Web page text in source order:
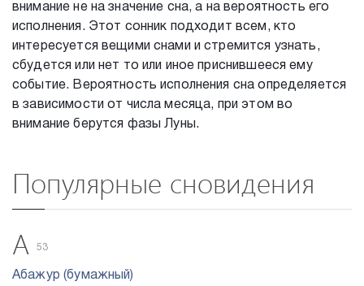
внимание не на значение сна, а на вероятность его
исполнения. Этот сонник подходит всем, кто
интересуется вещими снами и стремится узнать,
сбудется или нет то или иное приснившееся ему
событие. Вероятность исполнения сна определяется
в зависимости от числа месяца, при этом во
внимание берутся фазы Луны.
Популярные сновидения
А
53
Абажур (бумажный)